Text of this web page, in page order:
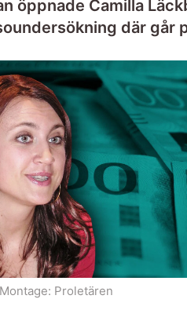
öppnade Camilla
där går
Montage: Proletären